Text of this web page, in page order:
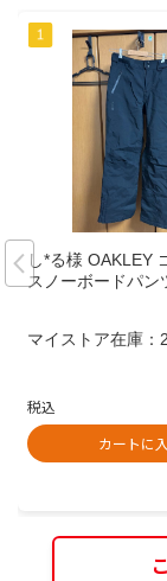
し*る様 OAKLEY
スノーボードパン
マイストア在庫：
税込
カートに